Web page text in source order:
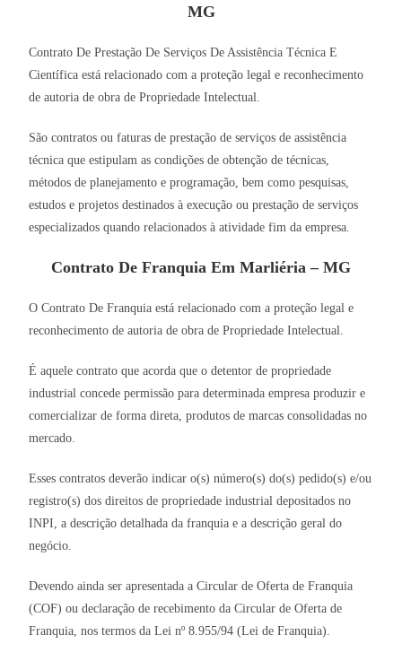
MG
Contrato De Prestação De Serviços De Assistência Técnica E
Científica está relacionado com a proteção legal e reconhecimento
de autoria de obra de Propriedade Intelectual.
São contratos ou faturas de prestação de serviços de assistência
técnica que estipulam as condições de obtenção de técnicas,
métodos de planejamento e programação, bem como pesquisas,
estudos e projetos destinados à execução ou prestação de serviços
especializados quando relacionados à atividade fim da empresa.
Contrato De Franquia Em Marliéria – MG
O Contrato De Franquia está relacionado com a proteção legal e
reconhecimento de autoria de obra de Propriedade Intelectual.
É aquele contrato que acorda que o detentor de propriedade
industrial concede permissão para determinada empresa produzir e
comercializar de forma direta, produtos de marcas consolidadas no
mercado.
Esses contratos deverão indicar o(s) número(s) do(s) pedido(s) e/ou
registro(s) dos direitos de propriedade industrial depositados no
INPI, a descrição detalhada da franquia e a descrição geral do
negócio.
Devendo ainda ser apresentada a Circular de Oferta de Franquia
(COF) ou declaração de recebimento da Circular de Oferta de
Franquia, nos termos da Lei nº 8.955/94 (Lei de Franquia).